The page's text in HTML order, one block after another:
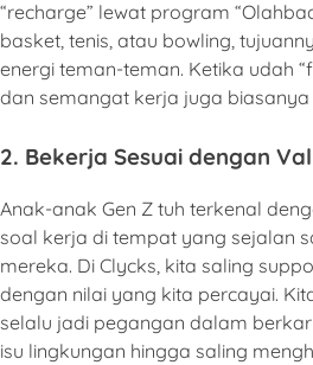
“recharge” lewat program
basket, tenis, atau bowling,
energi teman-teman. Ketika udah
dan semangat kerja juga biasanya
2. Bekerja Sesuai dengan
Anak-anak Gen Z tuh terkenal
soal kerja di tempat yang sejalan
mereka. Di Clycks, kita saling
dengan nilai yang kita percayai.
selalu jadi pegangan dalam
isu lingkungan hingga saling